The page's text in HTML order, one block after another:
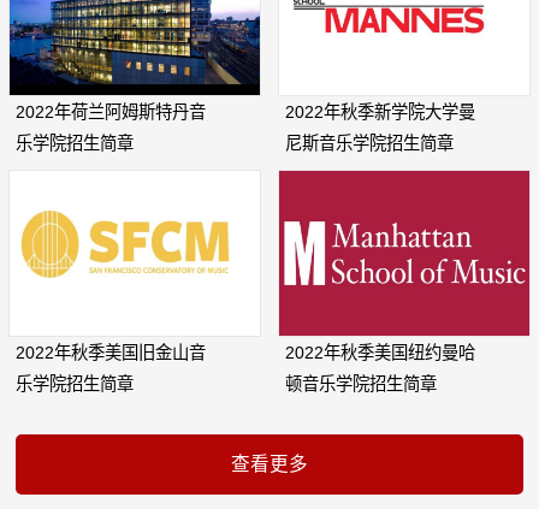
2022年荷兰阿姆斯特丹音
乐学院招生简章
2022年秋季新学院大学曼
尼斯音乐学院招生简章
2022年秋季美国旧金山音
乐学院招生简章
2022年秋季美国纽约曼哈
顿音乐学院招生简章